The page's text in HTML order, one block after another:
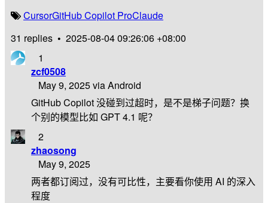
CursorGitHub Copilot ProClaude
31 replies • 2025-08-04 09:26:06 +08:00
1
zcf0508
May 9, 2025 via Android
GitHub Copilot 没碰到过超时，是不是梯子问题？换
个别的模型比如 GPT 4.1 呢？
2
zhaosong
May 9, 2025
两者都订阅过，没有可比性，主要看你使用 AI 的深入
程度